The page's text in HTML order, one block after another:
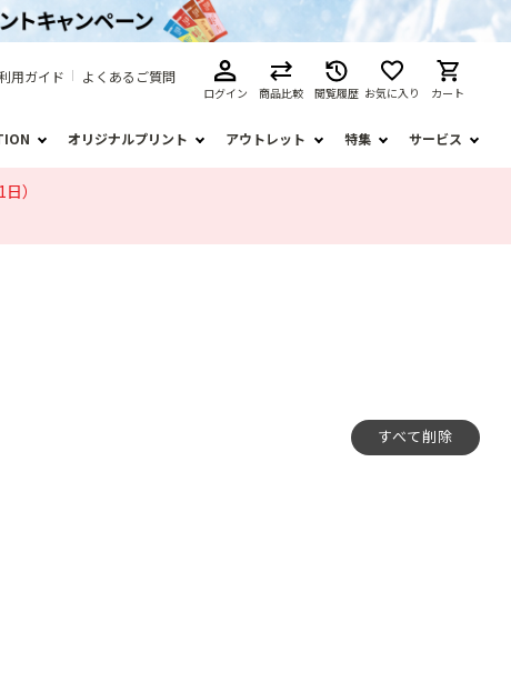
用ガイド よくあるご質問
ログイン 商品比較 閲覧履歴 お気に入り カート
オリジナルプリント アウトレット 特集 サービス
）
すべて削除